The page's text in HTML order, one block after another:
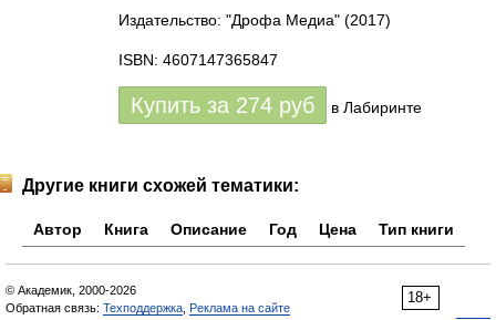
Издательство: "Дрофа Медиа" (2017)
ISBN: 4607147365847
Купить за 274 руб в Лабиринте
Другие книги схожей тематики:
Автор Книга Описание Год Цена Тип книги
18+
© Академик, 2000-2026
Обратная связь: Техподдержка Реклама на сайте